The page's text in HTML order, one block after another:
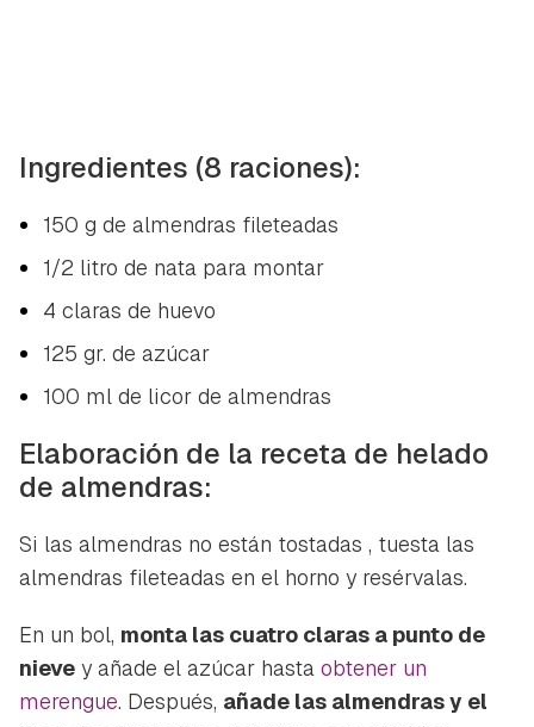
Guardar como favorito
Ingredientes (8 raciones):
150 g de almendras fileteadas
1/2 litro de nata para montar
4 claras de huevo
125 gr. de azúcar
100 ml de licor de almendras
Elaboración de la receta de helado
de almendras:
Si las almendras no están tostadas , tuesta las
almendras fileteadas en el horno y resérvalas.
En un bol, monta las cuatro claras a punto de
nieve y añade el azúcar hasta obtener un
merengue. Después, añade las almendras y el
Contenido enviado